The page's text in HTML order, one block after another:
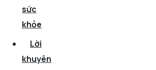
sức
khỏe
Lời
khuyên